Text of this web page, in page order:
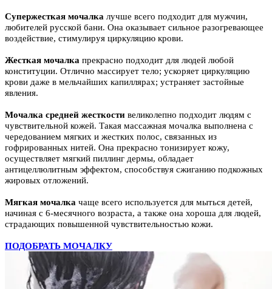
Супержесткая мочалка лучше всего подходит для мужчин,
любителей русской бани. Она оказывает сильное разогревающее
воздействие, стимулируя циркуляцию крови.
Жесткая мочалка прекрасно подходит для людей любой
конституции. Отлично массирует тело; ускоряет циркуляцию
крови даже в мельчайших капиллярах; устраняет застойные
явления.
Мочалка средней жесткости великолепно подходит людям с
чувствительной кожей. Такая массажная мочалка выполнена с
чередованием мягких и жестких полос, связанных из
гофрированных нитей. Она прекрасно тонизирует кожу,
осуществляет мягкий пиллинг дермы, обладает
антицеллюлитным эффектом, способствуя сжиганию подкожных
жировых отложений.
Мягкая мочалка чаще всего используется для мыться детей,
начиная с 6-месячного возраста, а также она хороша для людей,
страдающих повышенной чувствительностью кожи.
ПОДОБРАТЬ МОЧАЛКУ